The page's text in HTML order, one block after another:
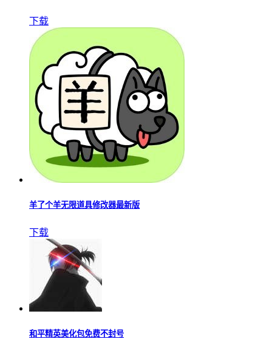
下载
羊了个羊无限道具修改器最新版
下载
和平精英美化包免费不封号